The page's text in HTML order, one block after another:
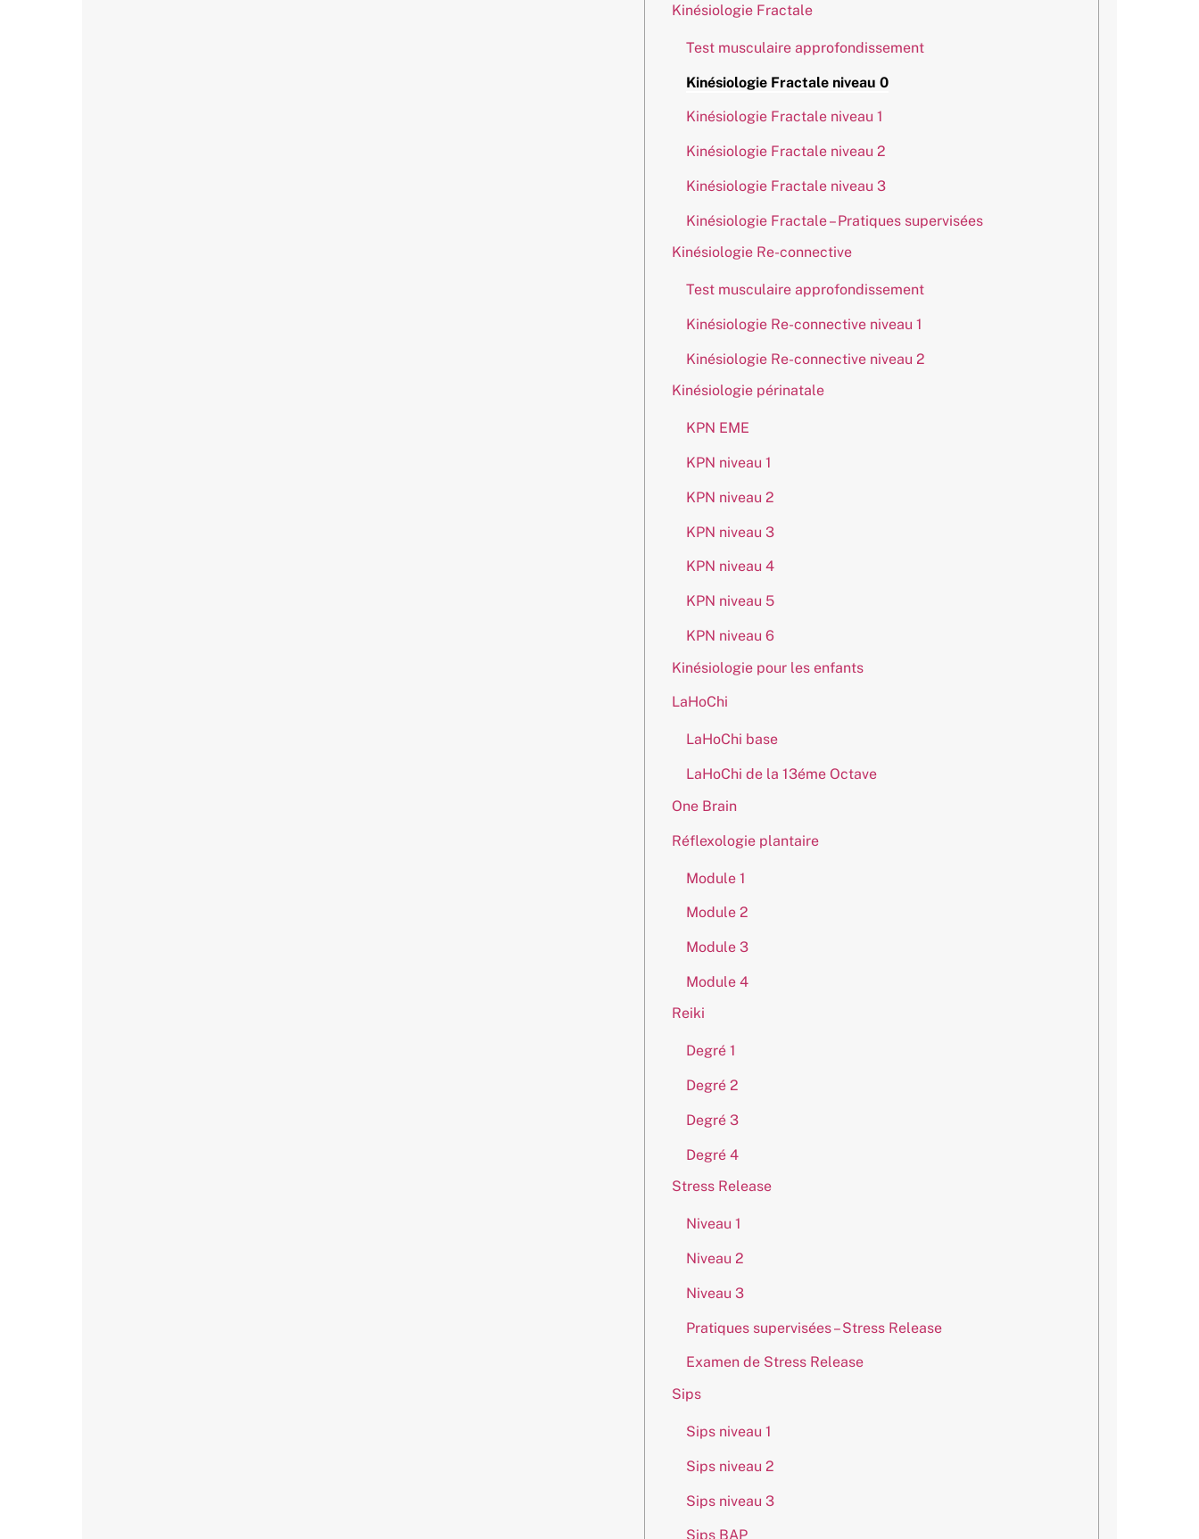
Kinésiologie Fractale
Test musculaire approfondissement
Kinésiologie Fractale niveau 0
Kinésiologie Fractale niveau 1
Kinésiologie Fractale niveau 2
Kinésiologie Fractale niveau 3
Kinésiologie Fractale – Pratiques supervisées
Kinésiologie Re-connective
Test musculaire approfondissement
Kinésiologie Re-connective niveau 1
Kinésiologie Re-connective niveau 2
Kinésiologie périnatale
KPN EME
KPN niveau 1
KPN niveau 2
KPN niveau 3
KPN niveau 4
KPN niveau 5
KPN niveau 6
Kinésiologie pour les enfants
LaHoChi
LaHoChi base
LaHoChi de la 13éme Octave
One Brain
Réflexologie plantaire
Module 1
Module 2
Module 3
Module 4
Reiki
Degré 1
Degré 2
Degré 3
Degré 4
Stress Release
Niveau 1
Niveau 2
Niveau 3
Pratiques supervisées – Stress Release
Examen de Stress Release
Sips
Sips niveau 1
Sips niveau 2
Sips niveau 3
Sips BAP